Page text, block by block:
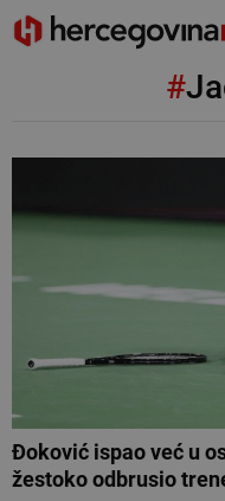
#
Đoković ispao već u
žestoko odbrusio